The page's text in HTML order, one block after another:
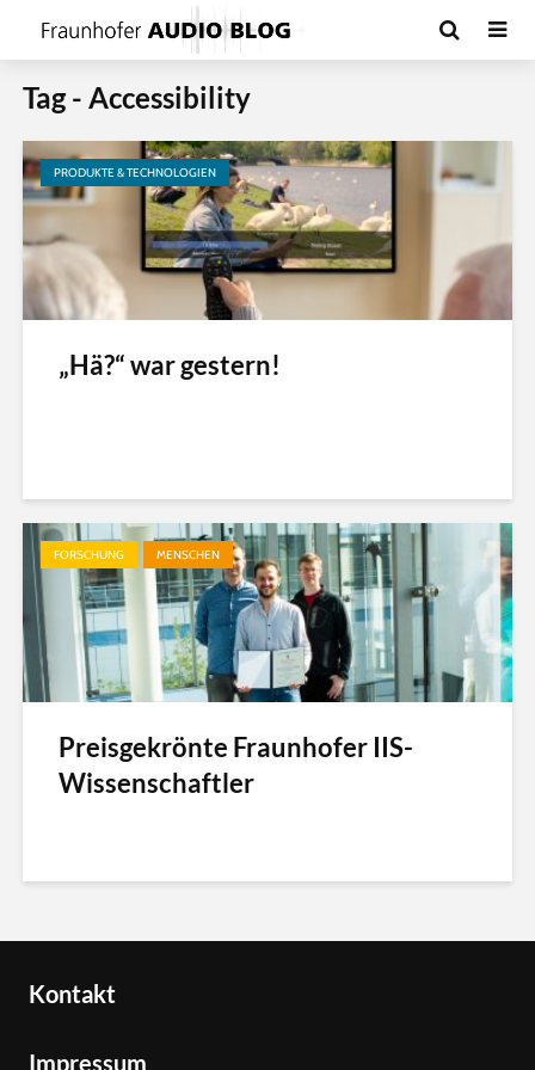
Tag - Accessibility
PRODUKTE & TECHNOLOGIEN
„Hä?“ war gestern!
FORSCHUNG MENSCHEN
Preisgekrönte Fraunhofer IIS-
Wissenschaftler
Kontakt
Impressum